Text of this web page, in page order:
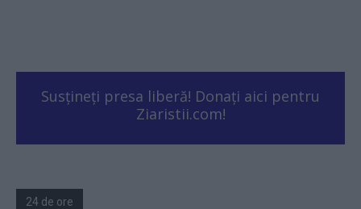
Susțineți presa liberă! Donați aici pentru
Ziaristii.com!
24 de ore